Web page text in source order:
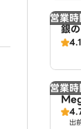
営業
銀
4.1
営業
倉
出